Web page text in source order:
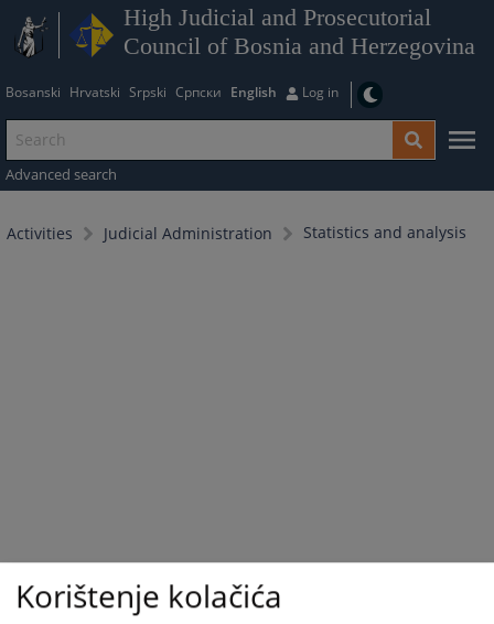
High Judicial and Prosecutorial
Council of Bosnia and Herzegovina
Bosanski Hrvatski Srpski Српски English Log in
Advanced search
Activities Judicial Administration Statistics and analysis
Korištenje kolačića